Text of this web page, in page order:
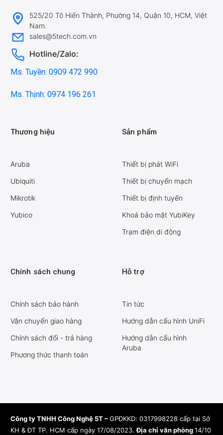
525/20 Tô Hiến Thành, Phường 14, Quận 10, HCM, Việt
Nam.
sales@5tech.com.vn
Hotline/Zalo:
Ms. Tuyền: 0909 472 990
Ms. Thịnh: 0974 196 261
Thương hiệu
Aruba
Ubiquiti
Mikrotik
Yubico
Sản phẩm
Thiết bị phát WiFi
Thiết bị chuyển mạch
Thiết bị định tuyến
Khoá bảo mật YubiKey
Trạm điện di động
Chính sách chung
Chính sách bảo hành
Vận chuyển giao hàng
Chính sách đổi - trả hàng
Phương thức thanh toán
Hỗ trợ
Tin tức
Hướng dẫn cấu hình UniFi
Hướng dẫn cấu hình
Aruba
Công ty TNHH Công Nghệ 5T –GPĐKKD: 0317998228 cấp tại Sở
KH & ĐT TP. HCM cấp ngày 17/08/2023.Địa chỉ văn phòng14/10